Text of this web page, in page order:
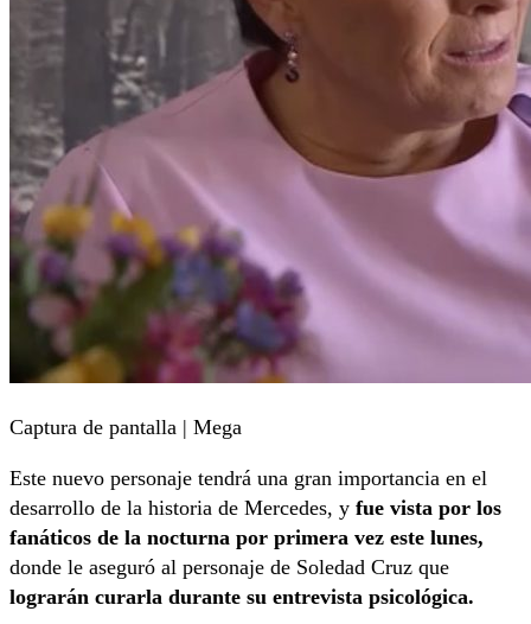
Captura de pantalla | Mega
Este nuevo personaje tendrá una gran importancia en el
desarrollo de la historia de Mercedes, y fue vista por los
fanáticos de la nocturna por primera vez este lunes,
donde le aseguró al personaje de Soledad Cruz que
lograrán curarla durante su entrevista psicológica.